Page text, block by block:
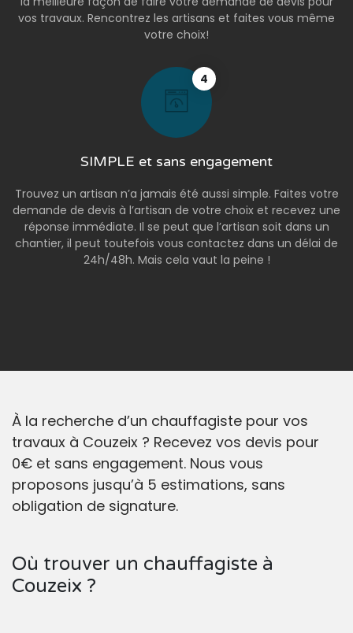
vos travaux. Rencontrez les artisans et faites vous même
votre choix!
4
SIMPLE et sans engagement
Trouvez un artisan n’a jamais été aussi simple. Faites votre
demande de devis à l’artisan de votre choix et recevez une
réponse immédiate. Il se peut que l’artisan soit dans un
chantier, il peut toutefois vous contactez dans un délai de
24h/48h. Mais cela vaut la peine !
À la recherche d’un chauffagiste pour vos
travaux à Couzeix ? Recevez vos devis pour
0€ et sans engagement. Nous vous
proposons jusqu’à 5 estimations, sans
obligation de signature.
Où trouver un chauffagiste à
Couzeix ?